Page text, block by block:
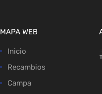
MAPA WEB
Inicio
Recambios
Campa